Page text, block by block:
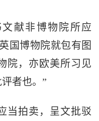
献非博物院所应
国博物院就包有图
院，亦欧美所习见
者也。”
当拍卖，呈文批驳